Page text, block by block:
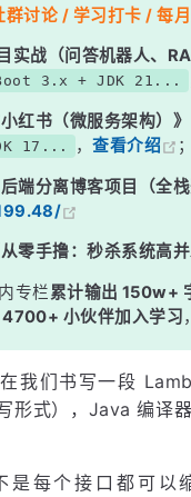
讨论 / 学习打卡 / 每
实战（问答机器人、
3.x + JDK 21...
红书（微服务架构）》
17...
，查看介绍
端分离博客项目（全栈
从零手撸：秒杀系统高
内专栏累计输出 150w+
小伙伴加入学习
我们书写一段
形式），Java 编译
是每个接口都可以